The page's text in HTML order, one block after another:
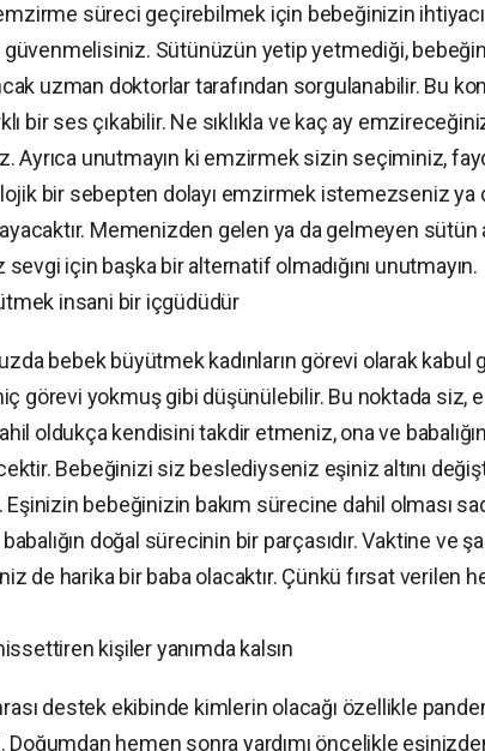
emzirme süreci geçirebilmek için bebeğinizin
Sütünüzün yetip yetmediği,
uzman doktorlar tarafından sorgulanabilir. Bu
bir ses çıkabilir. Ne sıklıkla ve kaç ay
Ayrıca unutmayın ki emzirmek sizin seçiminiz,
bir sebepten dolayı emzirmek istemezseniz
Memenizden gelen ya da gelmeyen
için başka bir alternatif olmadığını unutmayın.
insani bir içgüdüdür
bebek büyütmek kadınların görevi olarak
görevi yokmuş gibi düşünülebilir. Bu noktada siz,
oldukça kendisini takdir etmeniz, ona ve
Bebeğinizi siz beslediyseniz eşiniz altını
Eşinizin bebeğinizin bakım sürecine dahil olması
doğal sürecinin bir parçasıdır. Vaktine ve
de harika bir baba olacaktır. Çünkü fırsat verilen
kişiler yanımda kalsın
destek ekibinde kimlerin olacağı özellikle
Doğumdan hemen sonra yardımı öncelikle